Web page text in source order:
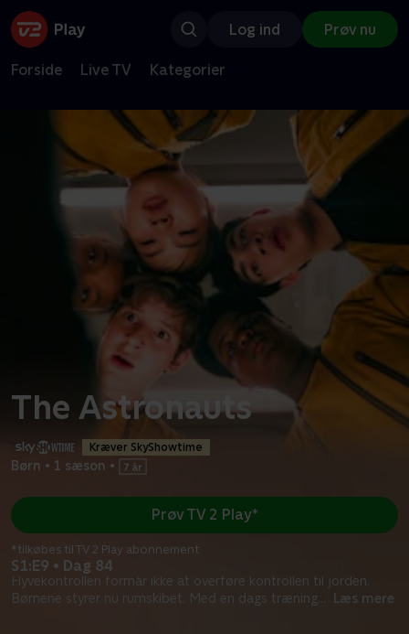
Log ind Prøv nu
Forside Live TV Kategorier
The Astronauts
Kræver SkyShowtime
Børn • 1 sæson •
S1:E9 • Dag 84
Flyvekontrollen formår ikke at overføre kontrollen til jorden.
Børnene styrer nu rumskibet. Med en dags træning
Læs mere
Prøv TV 2 Play*
*tilkøbes til TV 2 Play abonnement